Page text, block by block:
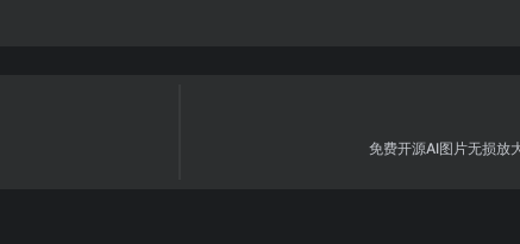
免费开源AI图片无损放